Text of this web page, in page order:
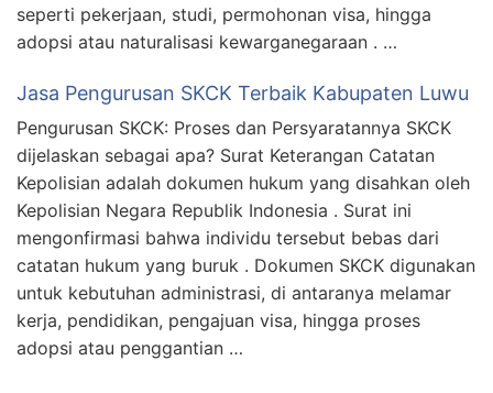
seperti pekerjaan, studi, permohonan visa, hingga
adopsi atau naturalisasi kewarganegaraan . …
Jasa Pengurusan SKCK Terbaik Kabupaten Luwu
Pengurusan SKCK: Proses dan Persyaratannya SKCK
dijelaskan sebagai apa? Surat Keterangan Catatan
Kepolisian adalah dokumen hukum yang disahkan oleh
Kepolisian Negara Republik Indonesia . Surat ini
mengonfirmasi bahwa individu tersebut bebas dari
catatan hukum yang buruk . Dokumen SKCK digunakan
untuk kebutuhan administrasi, di antaranya melamar
kerja, pendidikan, pengajuan visa, hingga proses
adopsi atau penggantian …